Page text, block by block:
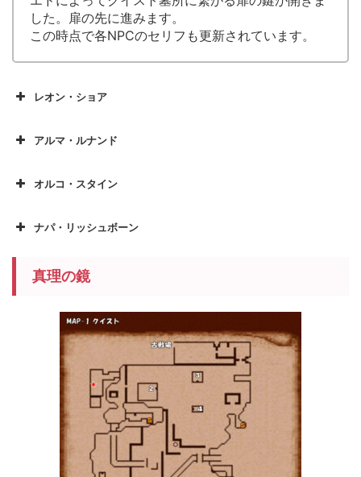
した。扉の先に進みます。
この時点で各NPCのセリフも更新されています。
レオン・ショア
アルマ・ルナンド
オルコ・スタイン
ナパ・リッシュボーン
真理の鏡